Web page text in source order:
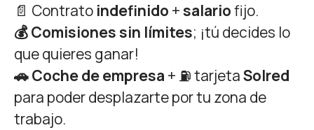
📄 Contrato indefinido +salariofijo.
💰 Comisiones sin límites; ¡tú decides lo
que quieres ganar!
🚗 Coche de empresa + ⛽ tarjetaSolred
para poder desplazarte por tu zona de
trabajo.